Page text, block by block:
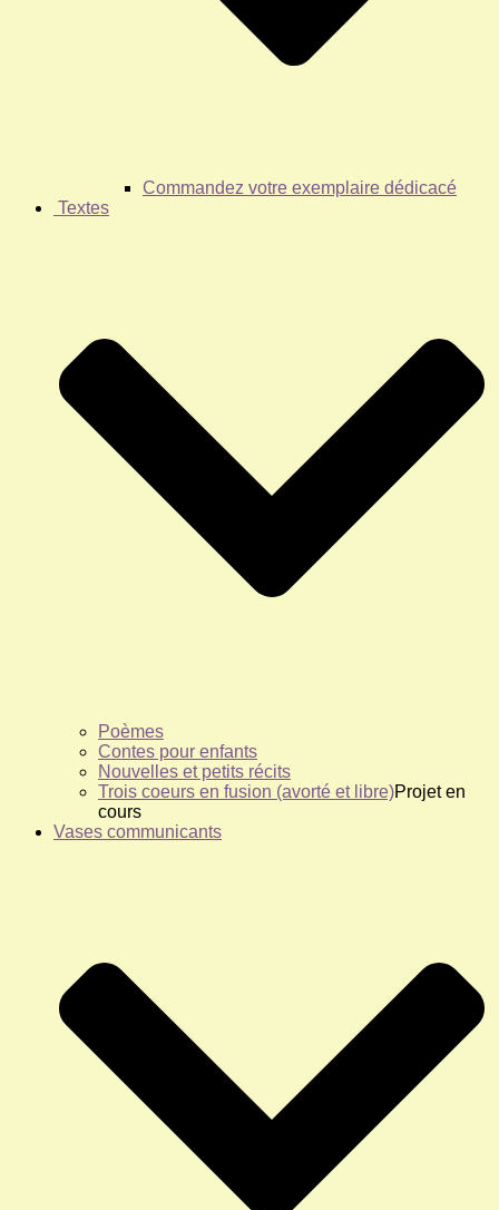
Commandez votre exemplaire dédicacé
Textes
Poèmes
Contes pour enfants
Nouvelles et petits récits
Trois coeurs en fusion (avorté et libre)Projet en
cours
Vases communicants